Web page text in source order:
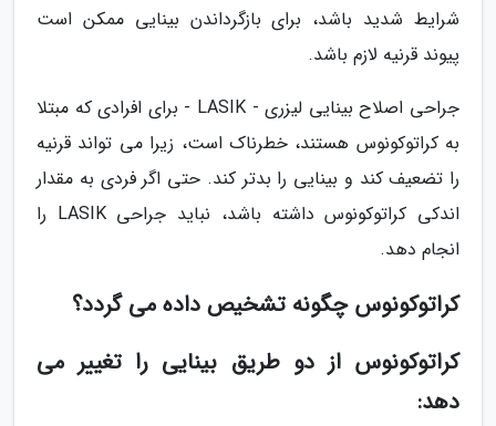
شرایط شدید باشد، برای بازگرداندن بینایی ممکن است
پیوند قرنیه لازم باشد.
جراحی اصلاح بینایی لیزری - LASIK - برای افرادی که مبتلا
به کراتوکونوس هستند، خطرناک است، زیرا می تواند قرنیه
را تضعیف کند و بینایی را بدتر کند. حتی اگر فردی به مقدار
اندکی کراتوکونوس داشته باشد، نباید جراحی LASIK را
انجام دهد.
کراتوکونوس چگونه تشخیص داده می گردد؟
کراتوکونوس از دو طریق بینایی را تغییر می
دهد: